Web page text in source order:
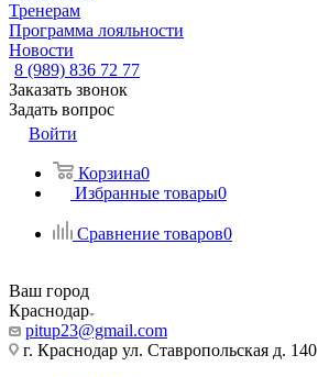
Тренерам
Программа лояльности
Новости
8 (989) 836 72 77
Заказать звонок
Задать вопрос
Войти
Корзина0
Избранные товары0
Сравнение товаров0
Ваш город
Краснодар
pitup23@gmail.com
г. Краснодар ул. Ставропольская д. 140